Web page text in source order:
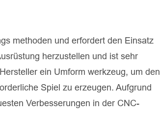
methoden und erfordert den Einsatz
herzustellen und ist sehr
ein Umform werkzeug, um den
Spiel zu erzeugen. Aufgrund
Verbesserungen in der CNC-